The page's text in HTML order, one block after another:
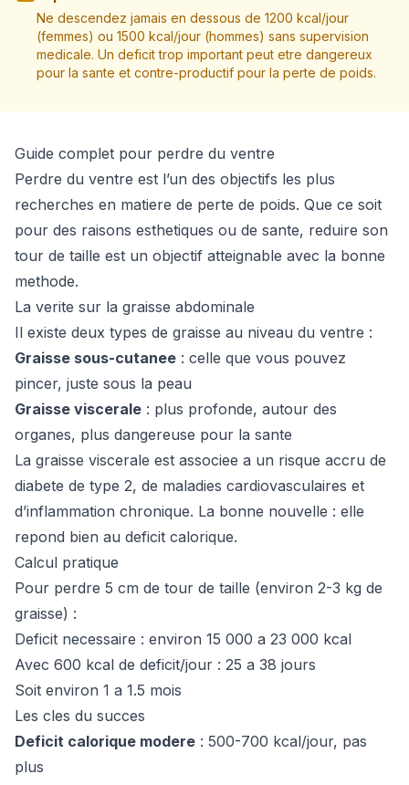
Ne descendez jamais en dessous de 1200 kcal/jour
(femmes) ou 1500 kcal/jour (hommes) sans supervision
medicale. Un deficit trop important peut etre dangereux
pour la sante et contre-productif pour la perte de poids.
Guide complet pour perdre du ventre
Perdre du ventre est l’un des objectifs les plus
recherches en matiere de perte de poids. Que ce soit
pour des raisons esthetiques ou de sante, reduire son
tour de taille est un objectif atteignable avec la bonne
methode.
La verite sur la graisse abdominale
Il existe deux types de graisse au niveau du ventre :
Graisse sous-cutanee : celle que vous pouvez
pincer, juste sous la peau
Graisse viscerale : plus profonde, autour des
organes, plus dangereuse pour la sante
La graisse viscerale est associee a un risque accru de
diabete de type 2, de maladies cardiovasculaires et
d’inflammation chronique. La bonne nouvelle : elle
repond bien au deficit calorique.
Calcul pratique
Pour perdre 5 cm de tour de taille (environ 2-3 kg de
graisse) :
Deficit necessaire : environ 15 000 a 23 000 kcal
Avec 600 kcal de deficit/jour : 25 a 38 jours
Soit environ 1 a 1.5 mois
Les cles du succes
Deficit calorique modere : 500-700 kcal/jour, pas
plus